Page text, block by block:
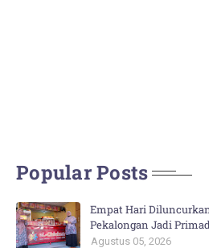
Popular Posts
Empat Hari
Pekalongan Jadi
Agustus 05, 2026